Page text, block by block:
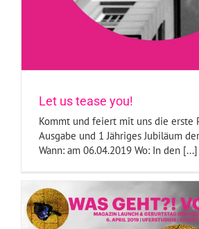
Let us tease you!
Kommt und feiert mit uns die erste
Ausgabe und 1 Jähriges Jubiläum
Wann: am 06.04.2019 Wo: In den [...]